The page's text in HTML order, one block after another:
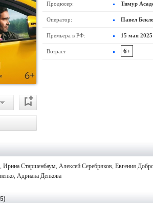
Продюсер: Тимур
Оператор: Павел
Премьера в РФ: 15 мая 2025
Возраст 6+
, Ирина Старшенбаум, Алексей Серебряков, Евгения
, Адриана Денкова